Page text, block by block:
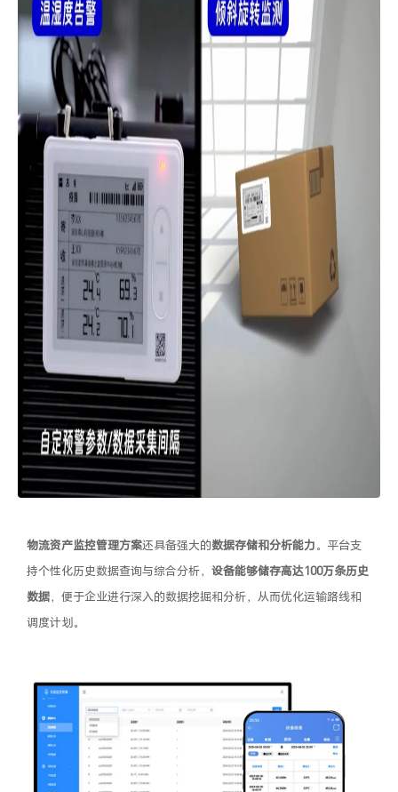
物流资产监控管理方案还具备强大的数据存储和分析能力。平台支
持个性化历史数据查询与综合分析， 设备能够储存高达100万条历史
数据，便于企业进行深入的数据挖掘和分析，从而优化运输路线和
调度计划。